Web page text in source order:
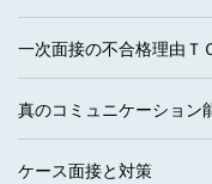
一次面接の不合格理由Ｔ
真のコミュニケーション
ケース面接と対策